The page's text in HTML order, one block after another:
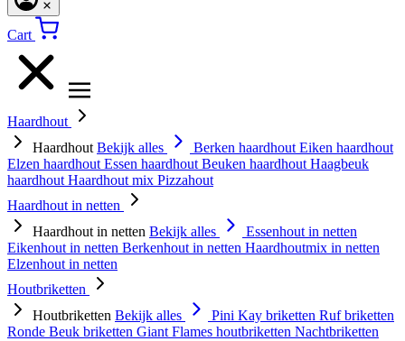
Cart
Haardhout
Haardhout Bekijk alles Berken haardhout Eiken haardhout
Elzen haardhout Essen haardhout Beuken haardhout Haagbeuk
haardhout Haardhout mix Pizzahout
Haardhout in netten
Haardhout in netten Bekijk alles
Essenhout in netten
Eikenhout in netten Berkenhout in netten Haardhoutmix in netten
Elzenhout in netten
Houtbriketten
Houtbriketten Bekijk alles Pini Kay briketten Ruf briketten
Ronde Beuk briketten Giant Flames houtbriketten Nachtbriketten